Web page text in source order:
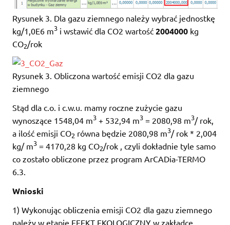
Rysunek 3. Dla gazu ziemnego należy wybrać jednostkę
kg/1,0E6 m3 i wstawić dla CO2 wartość 2004000 kg
CO2/rok
Rysunek 3. Obliczona wartość emisji CO2 dla gazu
ziemnego
Stąd dla c.o. i c.w.u. mamy roczne zużycie gazu
wynoszące 1548,04 m3 + 532,94 m3 = 2080,98 m3/ rok,
a ilość emisji CO2 równa będzie 2080,98 m3/ rok * 2,004
kg/ m3 = 4170,28 kg CO2/rok , czyli dokładnie tyle samo
co zostało obliczone przez program ArCADia-TERMO
6.3.
Wnioski
1) Wykonując obliczenia emisji CO2 dla gazu ziemnego
należy w etapie EFEKT EKOLOGICZNY w zakładce